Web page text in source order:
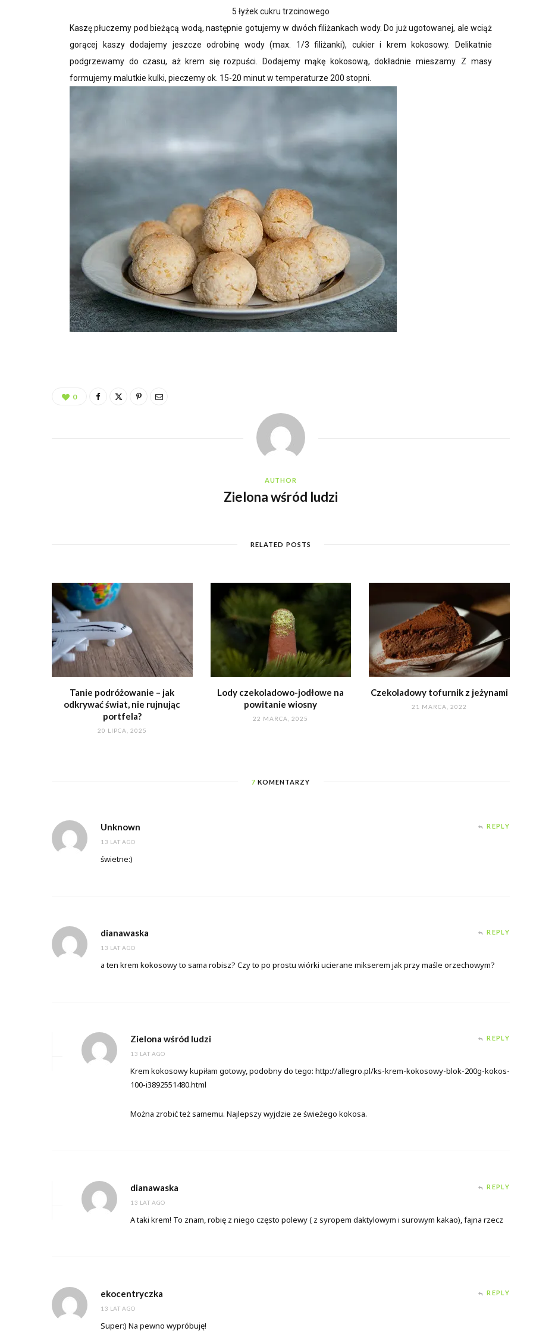
5 łyżek cukru trzcinowego
Kaszę płuczemy pod bieżącą wodą, następnie gotujemy w dwóch filiżankach wody. Do już ugotowanej, ale wciąż
gorącej kaszy dodajemy jeszcze odrobinę wody (max. 1/3 filiżanki), cukier i krem kokosowy. Delikatnie
podgrzewamy do czasu, aż krem się rozpuści. Dodajemy mąkę kokosową, dokładnie mieszamy. Z masy
formujemy malutkie kulki, pieczemy ok. 15-20 minut w temperaturze 200 stopni.
0
AUTHOR
Zielona wśród ludzi
RELATED POSTS
Tanie podróżowanie – jak
odkrywać świat, nie rujnując
portfela?
20 LIPCA, 2025
Lody czekoladowo-jodłowe na
powitanie wiosny
22 MARCA, 2025
Czekoladowy tofurnik z jeżynami
21 MARCA, 2022
7 KOMENTARZY
Unknown
13 LAT AGO
REPLY
świetne:)
dianawaska
13 LAT AGO
REPLY
a ten krem kokosowy to sama robisz? Czy to po prostu wiórki ucierane mikserem jak przy maśle orzechowym?
Zielona wśród ludzi
13 LAT AGO
REPLY
Krem kokosowy kupiłam gotowy, podobny do tego: http://allegro.pl/ks-krem-kokosowy-blok-200g-kokos-
100-i3892551480.html
Można zrobić też samemu. Najlepszy wyjdzie ze świeżego kokosa.
dianawaska
13 LAT AGO
REPLY
A taki krem! To znam, robię z niego często polewy ( z syropem daktylowym i surowym kakao), fajna rzecz
ekocentryczka
13 LAT AGO
REPLY
Super:) Na pewno wypróbuję!